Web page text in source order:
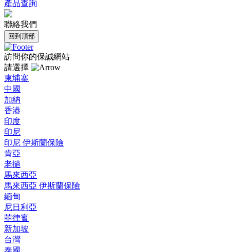
產品查詢
聯絡我們
回到頂部
訪問你的保誠網站
請選擇
柬埔寨
中國
加納
香港
印度
印尼
印尼 伊斯蘭保險
肯亞
老撾
馬來西亞
馬來西亞 伊斯蘭保險
緬甸
尼日利亞
菲律賓
新加坡
台灣
泰國